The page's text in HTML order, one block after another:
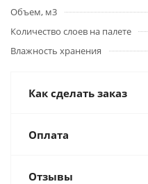
Объем, м3
Количество слоев на палете
Влажность хранения
Как сделать заказ
Оплата
Отзывы